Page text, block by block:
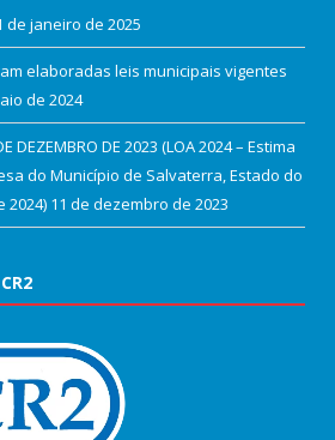
de janeiro de 2025
elaboradas leis municipais vigentes
de 2024
DEZEMBRO DE 2023 (LOA 2024 – Estima
do Município de Salvaterra, Estado do
2024) 11 de dezembro de 2023